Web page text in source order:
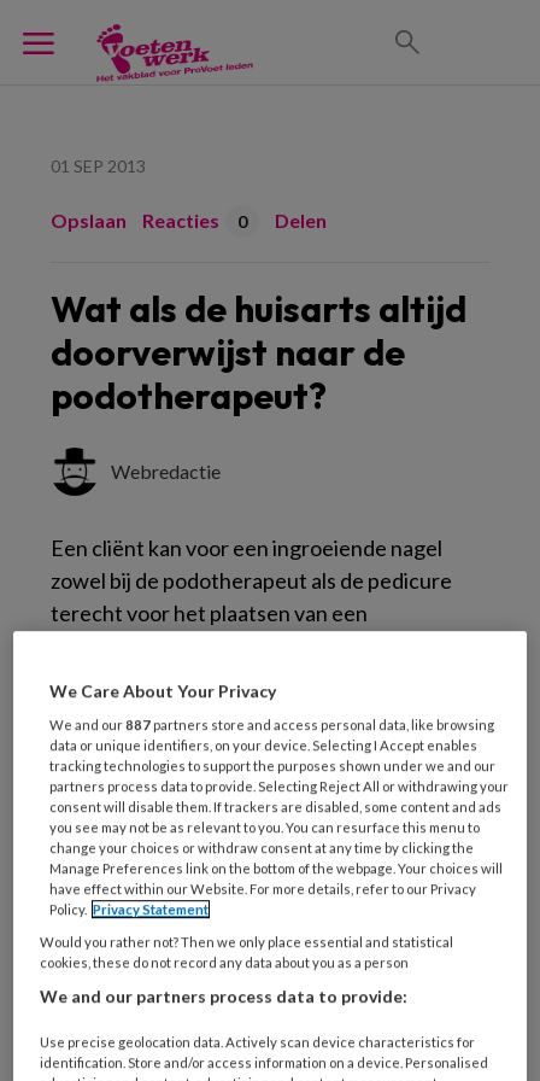
01 SEP 2013
Opslaan Reacties 0 Delen
Wat als de huisarts altijd
doorverwijst naar de
podotherapeut?
Webredactie
Een cliënt kan voor een ingroeiende nagel
zowel bij de podotherapeut als de pedicure
terecht voor het plaatsen van een
ervaringen van pedicures hiermee en de
mogelijke oplossingen
Wat als de huisarts altijd doorverwijst naar de
podotherapeut?.Podopost2013
september;26(7)(PDF).
Reageer op dit artikel Deel dit artikel
huisarts Ingroeiende nagel Maureen Limpens
We Care About Your Privacy
We and our887 partners store and access personal data, like browsing
data or unique identifiers, on your device. Selecting I Accept enables
tracking technologies to support the purposes shown under we and our
partners process data to provide. Selecting Reject All or withdrawing your
consent will disable them. If trackers are disabled, some content and ads
you see may not be as relevant to you. You can resurface this menu to
change your choices or withdraw consent at any time by clicking the
Manage Preferences link on the bottom of the webpage. Your choices will
have effect within our Website. For more details, refer to our Privacy
Policy. Privacy Statement
Would you rather not? Then we only place essential and statistical
cookies, these do not record any data about you as a person
We and our partners process data to provide:
Use precise geolocation data. Actively scan device characteristics for
identification. Store and/or access information on a device. Personalised